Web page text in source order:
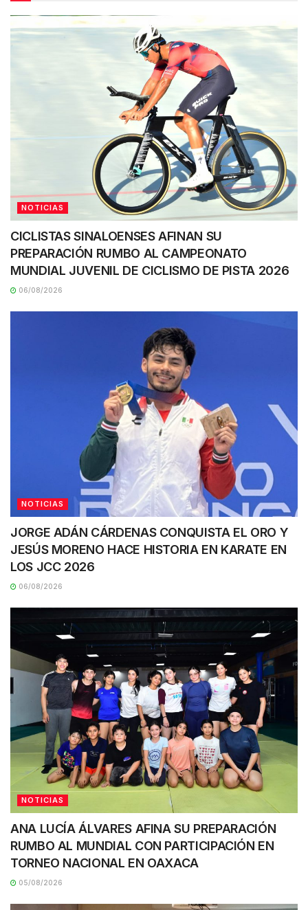
NOTICIAS
CICLISTAS SINALOENSES AFINAN SU
PREPARACIÓN RUMBO AL CAMPEONATO
MUNDIAL JUVENIL DE CICLISMO DE PISTA 2026
06/08/2026
NOTICIAS
JORGE ADÁN CÁRDENAS CONQUISTA EL ORO Y
JESÚS MORENO HACE HISTORIA EN KARATE EN
LOS JCC 2026
06/08/2026
NOTICIAS
ANA LUCÍA ÁLVARES AFINA SU PREPARACIÓN
RUMBO AL MUNDIAL CON PARTICIPACIÓN EN
TORNEO NACIONAL EN OAXACA
05/08/2026